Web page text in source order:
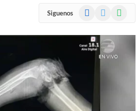
Siguenos Facebook